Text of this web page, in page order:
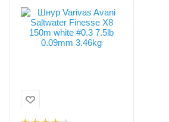
Цвет лески
белый
Модель шнура, лески
Avani Saltwater
Finesse X8
0.09